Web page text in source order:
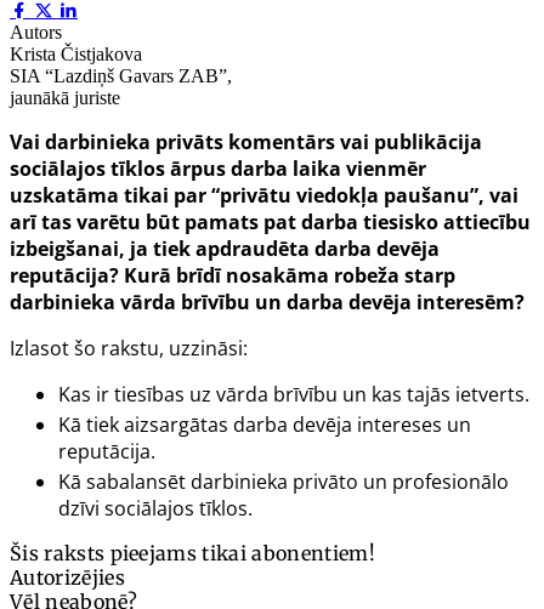
Autors
Krista Čistjakova
SIA “Lazdiņš Gavars ZAB”,
jaunākā juriste
Vai darbinieka privāts komentārs vai publikācija
sociālajos tīklos ārpus darba laika vienmēr
uzskatāma tikai par “privātu viedokļa paušanu”, vai
arī tas varētu būt pamats pat darba tiesisko attiecību
izbeigšanai, ja tiek apdraudēta darba devēja
reputācija? Kurā brīdī nosakāma robeža starp
darbinieka vārda brīvību un darba devēja interesēm?
Izlasot šo rakstu, uzzināsi:
Kas ir tiesības uz vārda brīvību un kas tajās ietverts.
Kā tiek aizsargātas darba devēja intereses un
reputācija.
Kā sabalansēt darbinieka privāto un profesionālo
dzīvi sociālajos tīklos.
Šis raksts pieejams tikai abonentiem!
Autorizējies
Vēl neabonē?